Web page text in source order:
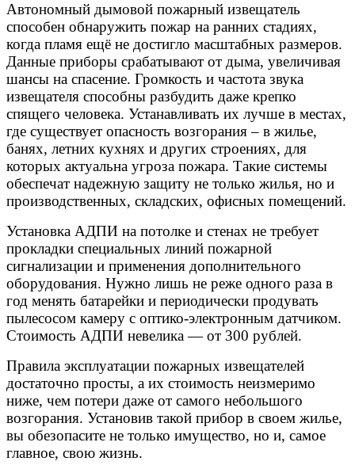
Автономный дымовой пожарный извещатель
способен обнаружить пожар на ранних стадиях,
когда пламя ещё не достигло масштабных размеров.
Данные приборы срабатывают от дыма, увеличивая
шансы на спасение. Громкость и частота звука
извещателя способны разбудить даже крепко
спящего человека. Устанавливать их лучше в местах,
где существует опасность возгорания – в жилье,
банях, летних кухнях и других строениях, для
которых актуальна угроза пожара. Такие системы
обеспечат надежную защиту не только жилья, но и
производственных, складских, офисных помещений.
Установка АДПИ на потолке и стенах не требует
прокладки специальных линий пожарной
сигнализации и применения дополнительного
оборудования. Нужно лишь не реже одного раза в
год менять батарейки и периодически продувать
пылесосом камеру с оптико-электронным датчиком.
Стоимость АДПИ невелика — от 300 рублей.
Правила эксплуатации пожарных извещателей
достаточно просты, а их стоимость неизмеримо
ниже, чем потери даже от самого небольшого
возгорания. Установив такой прибор в своем жилье,
вы обезопасите не только имущество, но и, самое
главное, свою жизнь.